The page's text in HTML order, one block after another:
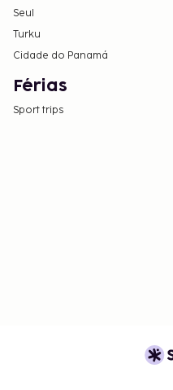
Seul
Turku
Cidade do Panamá
Férias
Sport trips